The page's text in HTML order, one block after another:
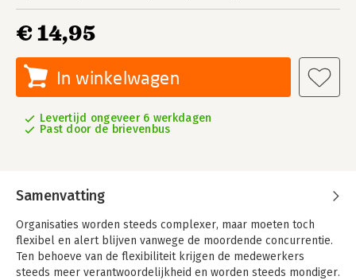
€ 14,95
In winkelwagen
Levertijd ongeveer 6 werkdagen
Past door de brievenbus
Samenvatting
Organisaties worden steeds complexer, maar moeten toch
flexibel en alert blijven vanwege de moordende concurrentie.
Ten behoeve van de flexibiliteit krijgen de medewerkers
steeds meer verantwoordelijkheid en worden steeds mondiger.